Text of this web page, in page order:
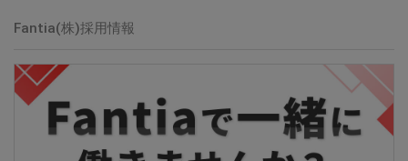
Fantia(株)採用情報